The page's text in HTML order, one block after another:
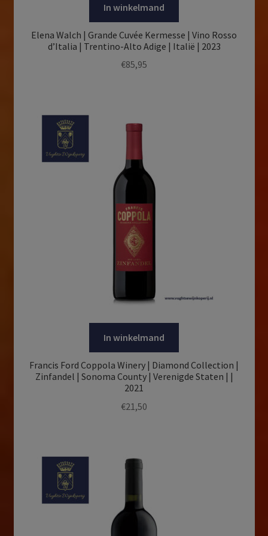
In winkelmand
Elena Walch | Grande Cuvée Kermesse | Vino Rosso
d’Italia | Trentino-Alto Adige | Italië | 2023
€85,95
In winkelmand
Francis Ford Coppola Winery | Diamond Collection |
Zinfandel | Sonoma County | Verenigde Staten | |
2021
€21,50